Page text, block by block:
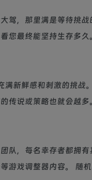
驾，那里满是等待挑
您最终能坚持生存多
满新鲜感和刺激的挑
传说或策略也就会越多
队，每名幸存者都拥
游戏调整器内容。 随